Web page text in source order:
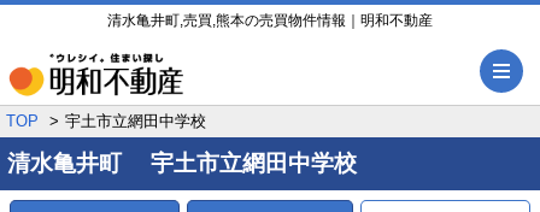
清水亀井町,売買,熊本の売買物件情報｜明和不動産
TOP 宇土市立網田中学校
清水亀井町 宇土市立網田中学校